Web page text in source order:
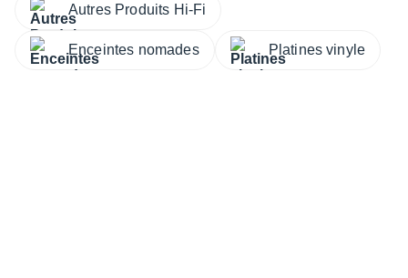
Autres Produits Hi-Fi
Enceintes nomades Platines vinyle